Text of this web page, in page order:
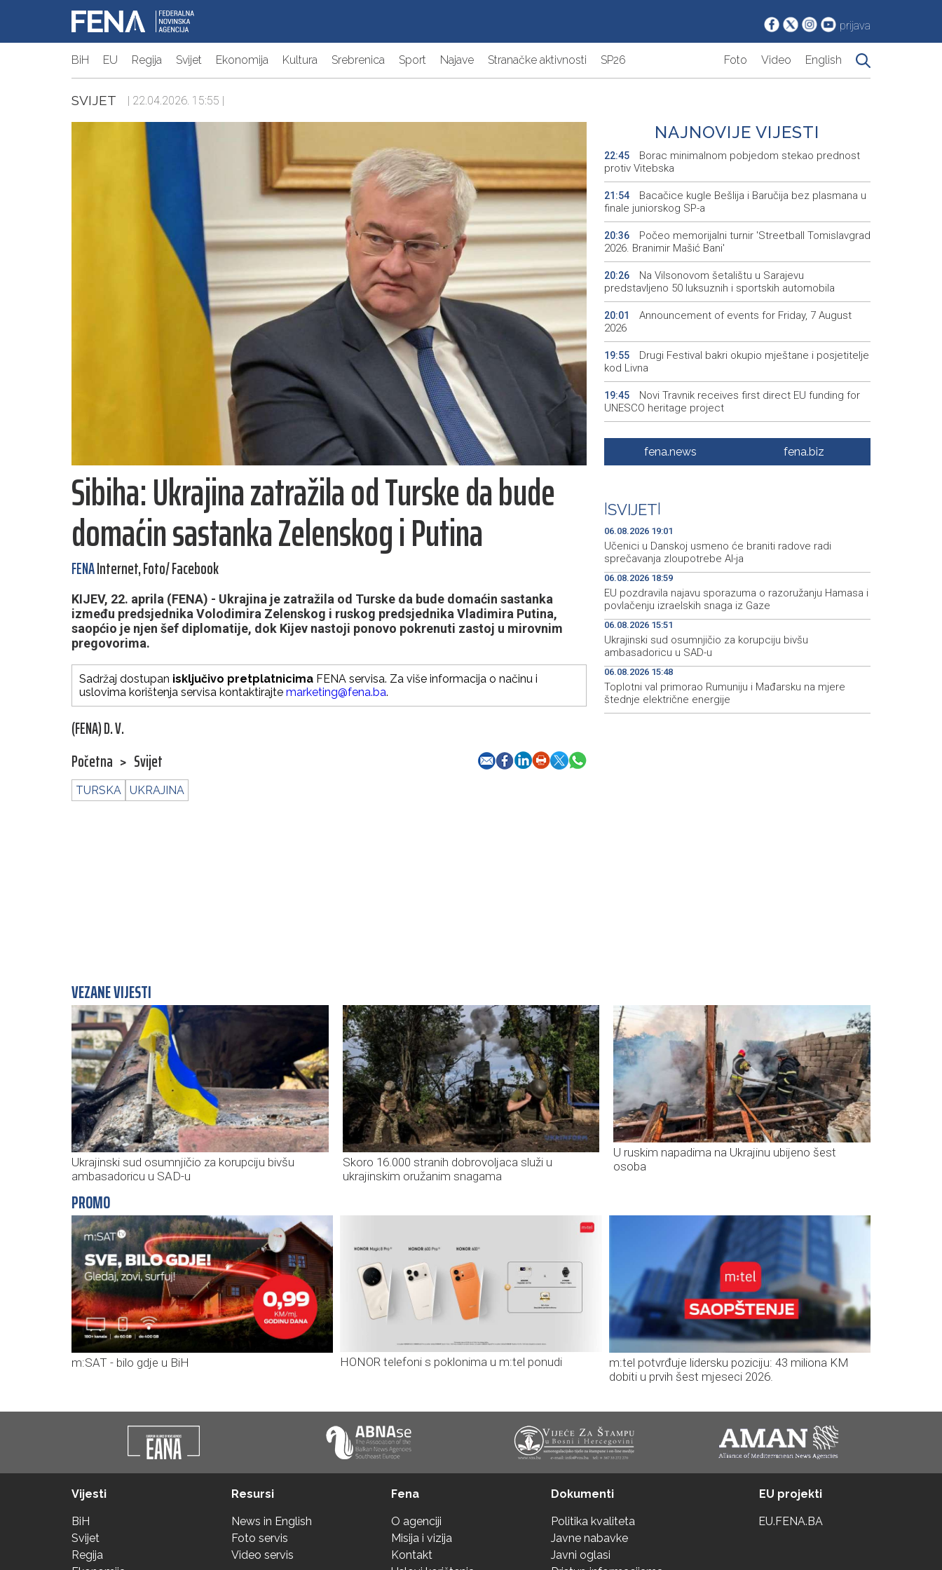
prijava
BiH EU Regija Svijet Ekonomija Kultura Srebrenica Sport Najave Stranačke aktivnosti SP26 Foto Video English
SVIJET | 22.04.2026. 15:55 |
Sibiha: Ukrajina zatražila od Turske da bude
domaćin sastanka Zelenskog i Putina
FENAInternet, Foto/ Facebook
KIJEV, 22. aprila (FENA) - Ukrajina je zatražila od Turske da bude domaćin sastanka
između predsjednika Volodimira Zelenskog i ruskog predsjednika Vladimira Putina,
saopćio je njen šef diplomatije, dok Kijev nastoji ponovo pokrenuti zastoj u mirovnim
pregovorima.
Sadržaj dostupan isključivo pretplatnicima FENA servisa. Za više informacija o načinu i
uslovima korištenja servisa kontaktirajte marketing@fena.ba.
(FENA) D. V.
Početna > Svijet
TURSKA UKRAJINA
NAJNOVIJE VIJESTI
22:45
Borac minimalnom pobjedom stekao prednost
protiv Vitebska
21:54
Bacačice kugle Bešlija i Baručija bez plasmana u
finale juniorskog SP-a
20:36
Počeo memorijalni turnir 'Streetball Tomislavgrad
2026. Branimir Mašić Bani'
20:26
Na Vilsonovom šetalištu u Sarajevu
predstavljeno 50 luksuznih i sportskih automobila
20:01
Announcement of events for Friday, 7 August
2026
19:55
Drugi Festival bakri okupio mještane i posjetitelje
kod Livna
19:45
Novi Travnik receives first direct EU funding for
UNESCO heritage project
Crishock: OHR maintains an open dialogue with
all political stakeholders in BiH
19:29
Španska krajnja ljevica i desnica ujedinjene protiv
Maroka kao suorganizatora SP 2030.
fena.news fena.biz
SVIJET
06.08.2026 19:01
Učenici u Danskoj usmeno će braniti radove radi
sprečavanja zloupotrebe AI-ja
06.08.2026 18:59
EU pozdravila najavu sporazuma o razoružanju Hamasa i
povlačenju izraelskih snaga iz Gaze
06.08.2026 15:51
Ukrajinski sud osumnjičio za korupciju bivšu
ambasadoricu u SAD-u
06.08.2026 15:48
Toplotni val primorao Rumuniju i Mađarsku na mjere
štednje električne energije
VEZANE VIJESTI
Ukrajinski sud osumnjičio za korupciju bivšu
ambasadoricu u SAD-u
Skoro 16.000 stranih dobrovoljaca služi u
ukrajinskim oružanim snagama
U ruskim napadima na Ukrajinu ubijeno šest
osoba
PROMO
m:SAT - bilo gdje u BiH HONOR telefoni s poklonima u m:tel ponudi
m:tel potvrđuje lidersku poziciju: 43 miliona KM
dobiti u prvih šest mjeseci 2026.
Vijesti
BiH
Svijet
Regija
Resursi
News in English
Foto servis
Video servis
Fena
O agenciji
Misija i vizija
Kontakt
Dokumenti
Politika kvaliteta
Javne nabavke
Javni oglasi
EU projekti
EU.FENA.BA